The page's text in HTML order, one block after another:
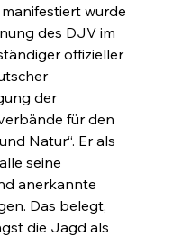
wurde
des DJV im
offizieller
der
für den
Natur“. Er als
seine
anerkannte
Das belegt,
die Jagd als